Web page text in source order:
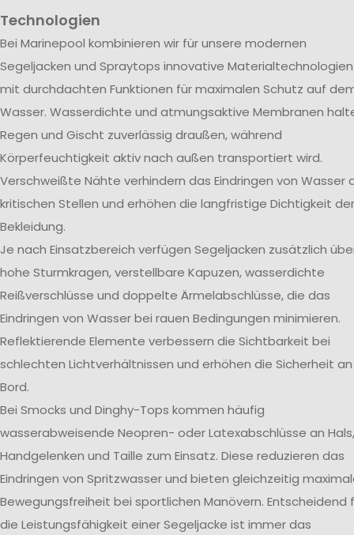
Technologien
Bei Marinepool kombinieren wir für unsere modernen
Segeljacken und Spraytops innovative Materialtechnologien
mit durchdachten Funktionen für maximalen Schutz auf
Wasser. Wasserdichte und atmungsaktive Membranen
Regen und Gischt zuverlässig draußen, während
Körperfeuchtigkeit aktiv nach außen transportiert wird.
Verschweißte Nähte verhindern das Eindringen von Wasser
kritischen Stellen und erhöhen die langfristige Dichtigkeit der
Bekleidung.
Je nach Einsatzbereich verfügen Segeljacken zusätzlich
hohe Sturmkragen, verstellbare Kapuzen, wasserdichte
Reißverschlüsse und doppelte Ärmelabschlüsse, die das
Eindringen von Wasser bei rauen Bedingungen minimieren.
Reflektierende Elemente verbessern die Sichtbarkeit bei
schlechten Lichtverhältnissen und erhöhen die Sicherheit an
Bord.
Bei Smocks und Dinghy-Tops kommen häufig
wasserabweisende Neopren- oder Latexabschlüsse an Hals,
Handgelenken und Taille zum Einsatz. Diese reduzieren das
Eindringen von Spritzwasser und bieten gleichzeitig
Bewegungsfreiheit bei sportlichen Manövern. Entscheidend
die Leistungsfähigkeit einer Segeljacke ist immer das